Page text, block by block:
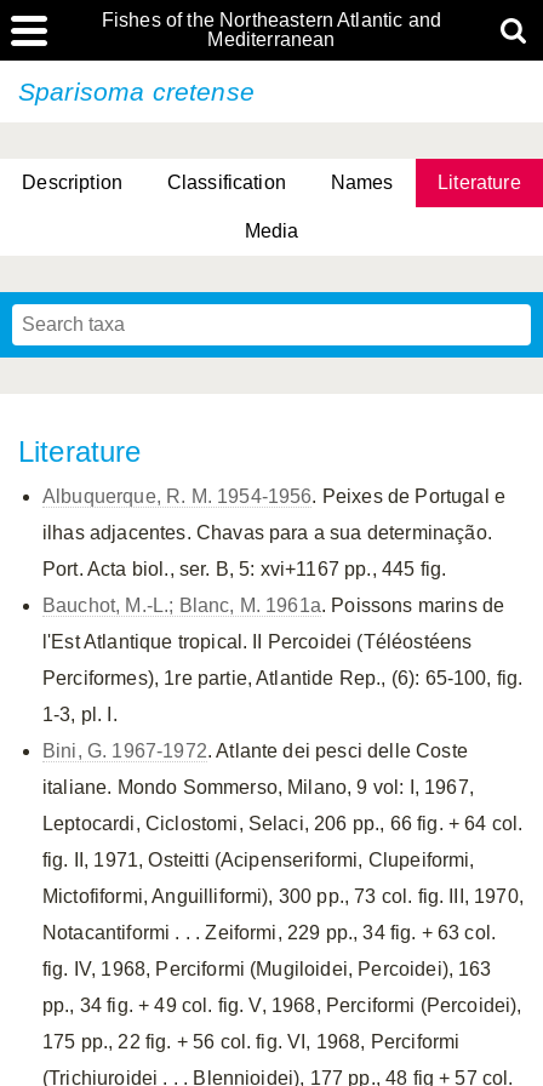
Fishes of the Northeastern Atlantic and
Mediterranean
Sparisoma cretense
Description Classification Names Literature
Media
Literature
Albuquerque, R. M. 1954-1956. Peixes de Portugal e
ilhas adjacentes. Chavas para a sua determinação.
Port. Acta biol., ser. B, 5: xvi+1167 pp., 445 fig.
Bauchot, M.-L.; Blanc, M. 1961a. Poissons marins de
l'Est Atlantique tropical. II Percoidei (Téléostéens
Perciformes), 1re partie, Atlantide Rep., (6): 65-100, fig.
1-3, pl. I.
Bini, G. 1967-1972. Atlante dei pesci delle Coste
italiane. Mondo Sommerso, Milano, 9 vol: I, 1967,
Leptocardi, Ciclostomi, Selaci, 206 pp., 66 fig. + 64 col.
fig. II, 1971, Osteitti (Acipenseriformi, Clupeiformi,
Mictofiformi, Anguilliformi), 300 pp., 73 col. fig. III, 1970,
Notacantiformi . . . Zeiformi, 229 pp., 34 fig. + 63 col.
fig. IV, 1968, Perciformi (Mugiloidei, Percoidei), 163
pp., 34 fig. + 49 col. fig. V, 1968, Perciformi (Percoidei),
175 pp., 22 fig. + 56 col. fig. VI, 1968, Perciformi
(Trichiuroidei . . . Blennioidei), 177 pp., 48 fig + 57 col.